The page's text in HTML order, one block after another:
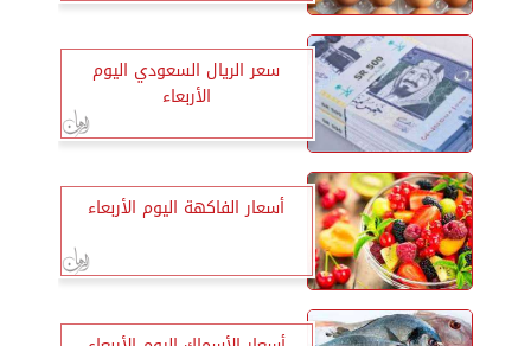
سعر الريال السعودي اليوم
الأربعاء
أسعار الفاكهة اليوم الأربعاء